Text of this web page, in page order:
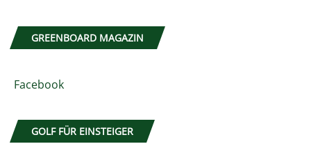
GREENBOARD MAGAZIN
Facebook
GOLF FÜR EINSTEIGER